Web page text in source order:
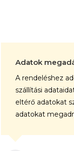
Adatok
A rendeléshez
szállítási
eltérő adatokat
adatokat